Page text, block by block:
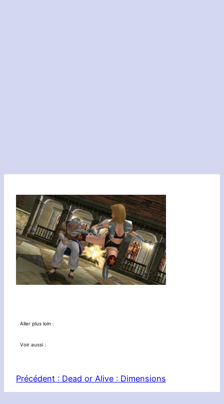
Aller plus loin :
Voir aussi :
Précédent : Dead or Alive : Dimensions